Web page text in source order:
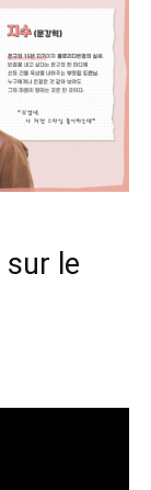
sur le